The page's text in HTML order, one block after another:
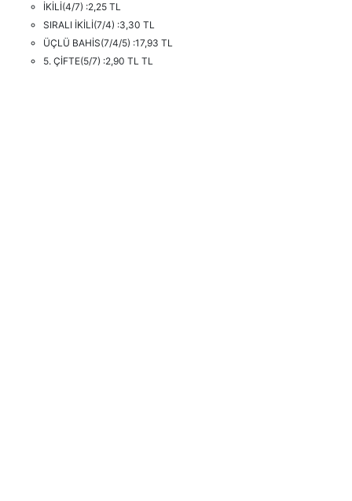
İKİLİ(4/7) :2,25 TL
SIRALI İKİLİ(7/4) :3,30 TL
ÜÇLÜ BAHİS(7/4/5) :17,93 TL
5. ÇİFTE(5/7) :2,90 TL TL